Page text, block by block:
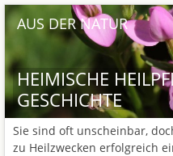
HEIMISCHE
GESCHICHTE
AUS DER NATUR
Sie sind oft unscheinbar,
zu Heilzwecken erfolgreich